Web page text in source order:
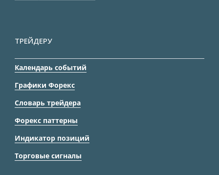
ТРЕЙДЕРУ
Календарь событий
Графики Форекс
Словарь трейдера
Форекс паттерны
Индикатор позиций
Торговые сигналы